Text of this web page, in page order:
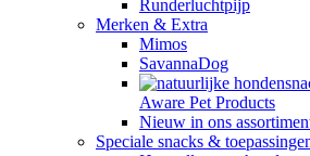
Runderluchtpijp
Merken & Extra
Mimos
SavannaDog
Aware Pet Products
Nieuw in ons
Speciale snacks &